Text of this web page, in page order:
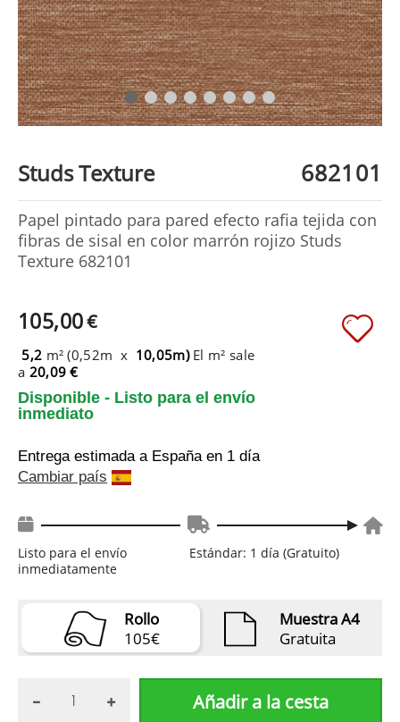
Studs Texture 682101
Papel pintado para pared efecto rafia tejida con
fibras de sisal en color marrón rojizo Studs
Texture 682101
105,00€
5,2 m² (0,52m x 10,05m) El m² sale
a 20,09 €
Disponible - Listo para el envío
inmediato
Entrega estimada a España en 1 día
Cambiar país
Listo para el envío
inmediatamente
Estándar: 1 día (Gratuito)
Rollo
105€
Muestra A4
Gratuita
Añadir a la cesta